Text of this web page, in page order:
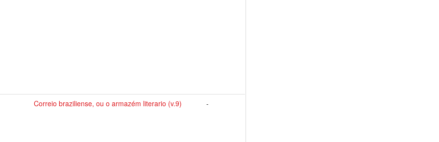
Correio braziliense, ou o armazém literario (v.9) -